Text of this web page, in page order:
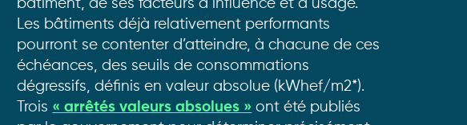
bâtiment, de ses facteurs d’influence et d’usage.
Les bâtiments déjà relativement performants
pourront se contenter d’atteindre, à chacune de ces
échéances, des seuils de consommations
dégressifs, définis en valeur absolue (kWhef/m2*).
Trois « arrêtés valeurs absolues » ont été publiés